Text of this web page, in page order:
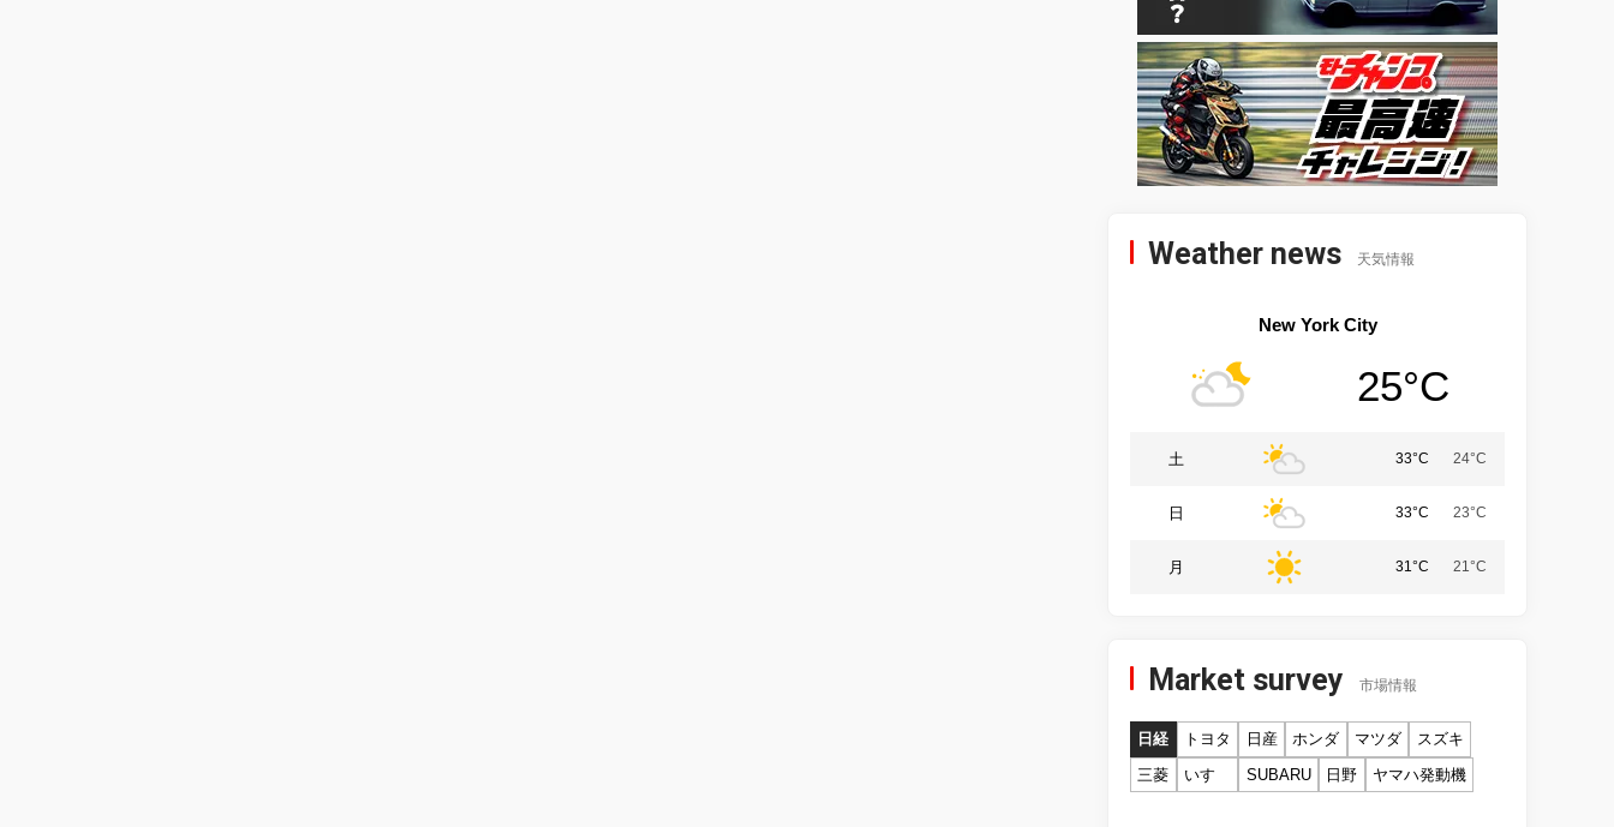
Weather news 天気情報
New York City
25°C
土 33°C 24°C
日 33°C 23°C
月 31°C 21°C
Market survey 市場情報
日経 トヨタ 日産 ホンダ マツダ
スズキ
三菱
いすゞ SUBARU 日野 ヤマハ発動機